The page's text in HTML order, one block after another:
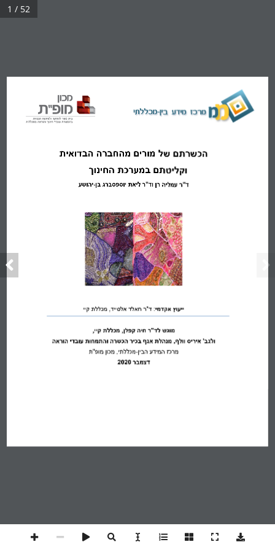
הכשרתם של מורים מהחברה הבדואית
וקליטתם במערכת החינוך
ד"ר עמליה רן וד"ר ליאת יוספסברג בן-יהושע
ייעוץ אקדמי :ד"ר חאלד אלסייד, מכללת קיי
מוגש
לד"ר חיה קפלן, מכללת קיי,
ולגב'
איריס וולף, מנהלת אגף בכיר הכשרה והתמחות עובדי הוראה
מרכז המידע הבין-מכללתי, מכון מופ"ת
דצמבר 2020
1 / 52